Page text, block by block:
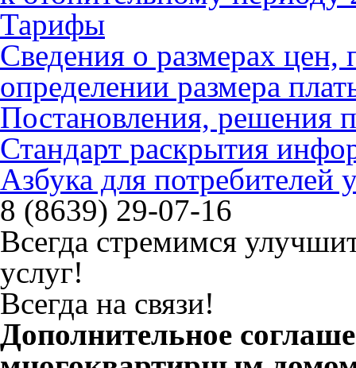
Тарифы
Сведения о размерах
определении размера
Постановления, решения
Стандарт раскрытия
Азбука для
8 (8639) 29-07-16
Всегда стремимся
услуг!
Всегда на связи!
Дополнительное